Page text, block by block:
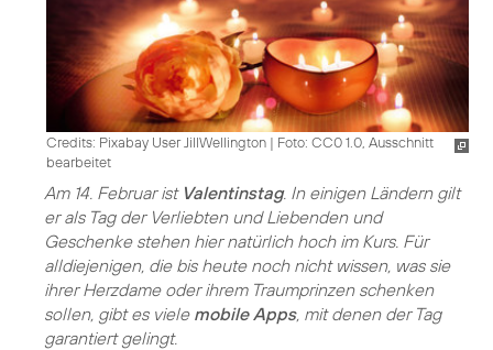
Credits: Pixabay User JillWellington | Foto: CC0 1.0, Ausschnitt
bearbeitet
Am 14. Februar ist Valentinstag. In einigen Ländern gilt
er als Tag der Verliebten und Liebenden und
Geschenke stehen hier natürlich hoch im Kurs. Für
alldiejenigen, die bis heute noch nicht wissen, was sie
ihrer Herzdame oder ihrem Traumprinzen schenken
sollen, gibt es viele mobile Apps, mit denen der Tag
garantiert gelingt.